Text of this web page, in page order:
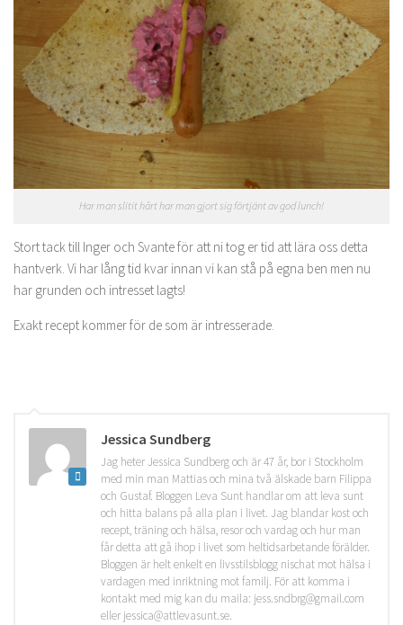
Har man slitit hårt har man gjort sig förtjänt av god lunch!
Stort tack till Inger och Svante för att ni tog er tid att lära oss detta
hantverk. Vi har lång tid kvar innan vi kan stå på egna ben men nu
har grunden och intresset lagts!
Exakt recept kommer för de som är intresserade.
Jessica Sundberg
Jag heter Jessica Sundberg och är 47 år, bor i Stockholm
med min man Mattias och mina två älskade barn Filippa
och Gustaf. Bloggen Leva Sunt handlar om att leva sunt
och hitta balans på alla plan i livet. Jag blandar kost och
recept, träning och hälsa, resor och vardag och hur man
får detta att gå ihop i livet som heltidsarbetande förälder.
Bloggen är helt enkelt en livsstilsblogg nischat mot hälsa i
vardagen med inriktning mot familj. För att komma i
kontakt med mig kan du maila: jess.sndbrg@gmail.com
eller jessica@attlevasunt.se.